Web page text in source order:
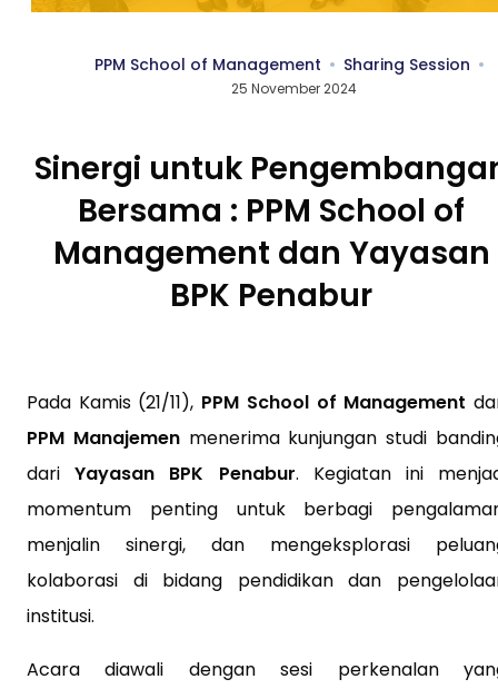
PPM School of Management Sharing Session
25 November 2024
Sinergi untuk
Bersama : PPM School of
Management dan Yayasan
BPK Penabur
Pada Kamis (21/11), PPM School of Management
PPM Manajemenmenerima kunjungan studi
dariYayasan BPK Penabur. Kegiatan ini
momentum penting untuk berbagi
menjalin sinergi, dan mengeksplorasi
kolaborasi di bidang pendidikan dan
institusi.
Acara diawali dengan sesi perkenalan